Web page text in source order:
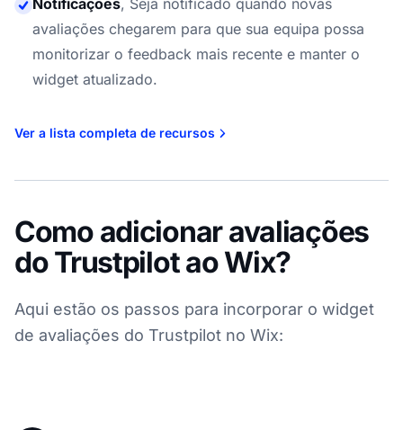
Notificações, Seja notificado quando novas
avaliações chegarem para que sua equipa possa
monitorizar o feedback mais recente e manter o
widget atualizado.
Ver a lista completa de recursos
Como adicionar avaliações
do Trustpilot ao Wix?
Aqui estão os passos para incorporar o widget
de avaliações do Trustpilot no Wix: